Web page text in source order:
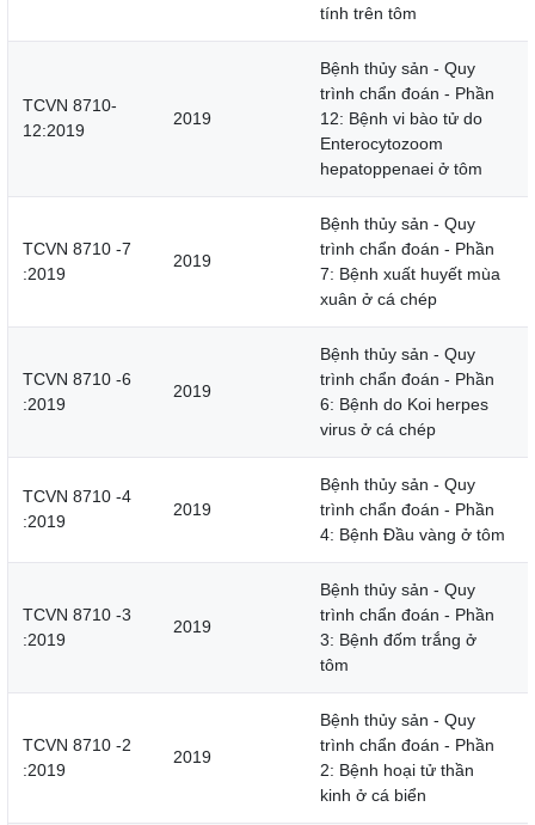
tính trên tôm
TCVN 8710-
12:2019
2019
Bệnh thủy sản - Quy
trình chẩn đoán - Phần
12: Bệnh vi bào tử do
Enterocytozoom
hepatoppenaei ở tôm
TCVN 8710 -7
:2019
2019
Bệnh thủy sản - Quy
trình chẩn đoán - Phần
7: Bệnh xuất huyết mùa
xuân ở cá chép
TCVN 8710 -6
:2019
2019
Bệnh thủy sản - Quy
trình chẩn đoán - Phần
6: Bệnh do Koi herpes
virus ở cá chép
TCVN 8710 -4
:2019
2019
Bệnh thủy sản - Quy
trình chẩn đoán - Phần
4: Bệnh Đầu vàng ở tôm
TCVN 8710 -3
:2019
2019
Bệnh thủy sản - Quy
trình chẩn đoán - Phần
3: Bệnh đốm trắng ở
tôm
TCVN 8710 -2
:2019
2019
Bệnh thủy sản - Quy
trình chẩn đoán - Phần
2: Bệnh hoại tử thần
kinh ở cá biển